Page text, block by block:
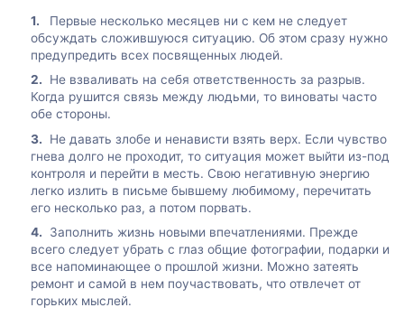
Первые несколько месяцев ни с кем не следует
обсуждать сложившуюся ситуацию. Об этом сразу нужно
предупредить всех посвященных людей.
Не взваливать на себя ответственность за разрыв.
Когда рушится связь между людьми, то виноваты часто
обе стороны.
Не давать злобе и ненависти взять верх. Если чувство
гнева долго не проходит, то ситуация может выйти из-под
контроля и перейти в месть. Свою негативную энергию
легко излить в письме бывшему любимому, перечитать
его несколько раз, а потом порвать.
Заполнить жизнь новыми впечатлениями. Прежде
всего следует убрать с глаз общие фотографии, подарки и
все напоминающее о прошлой жизни. Можно затеять
ремонт и самой в нем поучаствовать, что отвлечет от
горьких мыслей.